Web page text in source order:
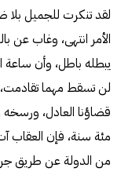
لقد تنكرت للجميل بلا
الأمر انتهى، وغاب عن
يبطله باطل، وأن ساعة
لن تسقط مهما
قضاؤنا العادل،
مئة سنة، فإن العقاب
من الدولة عن طريق